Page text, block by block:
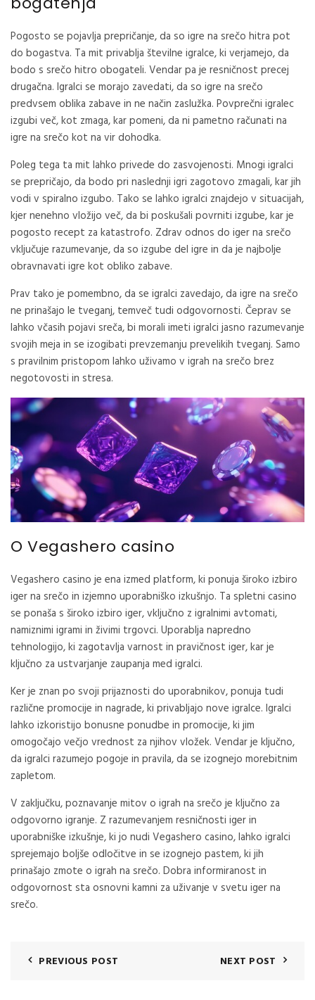
Pogosto se pojavlja prepričanje, da so igre na srečo hitra pot
do bogastva. Ta mit privablja številne igralce, ki verjamejo, da
bodo s srečo hitro obogateli. Vendar pa je resničnost precej
drugačna. Igralci se morajo zavedati, da so igre na srečo
predvsem oblika zabave in ne način zaslužka. Povprečni igralec
izgubi več, kot zmaga, kar pomeni, da ni pametno računati na
igre na srečo kot na vir dohodka.
Poleg tega ta mit lahko privede do zasvojenosti. Mnogi igralci
se prepričajo, da bodo pri naslednji igri zagotovo zmagali, kar jih
vodi v spiralno izgubo. Tako se lahko igralci znajdejo v situacijah,
kjer nenehno vložijo več, da bi poskušali povrniti izgube, kar je
pogosto recept za katastrofo. Zdrav odnos do iger na srečo
vključuje razumevanje, da so izgube del igre in da je najbolje
obravnavati igre kot obliko zabave.
Prav tako je pomembno, da se igralci zavedajo, da igre na srečo
ne prinašajo le tveganj, temveč tudi odgovornosti. Čeprav se
lahko včasih pojavi sreča, bi morali imeti igralci jasno razumevanje
svojih meja in se izogibati prevzemanju prevelikih tveganj. Samo
s pravilnim pristopom lahko uživamo v igrah na srečo brez
negotovosti in stresa.
O Vegashero casino
Vegashero casino je ena izmed platform, ki ponuja široko izbiro
iger na srečo in izjemno uporabniško izkušnjo. Ta spletni casino
se ponaša s široko izbiro iger, vključno z igralnimi avtomati,
namiznimi igrami in živimi trgovci. Uporablja napredno
tehnologijo, ki zagotavlja varnost in pravičnost iger, kar je
ključno za ustvarjanje zaupanja med igralci.
Ker je znan po svoji prijaznosti do uporabnikov, ponuja tudi
različne promocije in nagrade, ki privabljajo nove igralce. Igralci
lahko izkoristijo bonusne ponudbe in promocije, ki jim
omogočajo večjo vrednost za njihov vložek. Vendar je ključno,
da igralci razumejo pogoje in pravila, da se izognejo morebitnim
zapletom.
V zaključku, poznavanje mitov o igrah na srečo je ključno za
odgovorno igranje. Z razumevanjem resničnosti iger in
uporabniške izkušnje, ki jo nudi Vegashero casino, lahko igralci
sprejemajo boljše odločitve in se izognejo pastem, ki jih
prinašajo zmote o igrah na srečo. Dobra informiranost in
odgovornost sta osnovni kamni za uživanje v svetu iger na
srečo.
PREVIOUS POST NEXT POST